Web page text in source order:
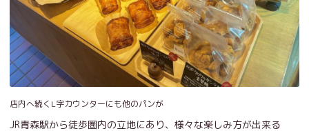
店内へ続くL字カウンターにも他のパンが
JR青森駅から徒歩圏内の立地にあり、様々な楽しみ方が出来る